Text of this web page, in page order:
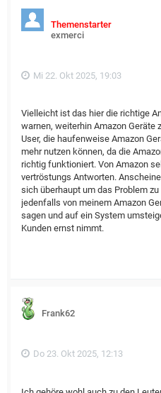
Themenstarter
exmerci
Mi 22. Okt 2025, 19:03
Vielleicht ist das hier die richtige
warnen, weiterhin Amazon
User, die haufenweise Amazon
mehr nutzen können, da die
richtig funktioniert. Von Amazon
vertröstungs Antworten.
sich überhaupt um das Problem
jedenfalls von meinem Amazon
sagen und auf ein System
Kunden ernst nimmt.
Frank62
Do 23. Okt 2025, 12:13